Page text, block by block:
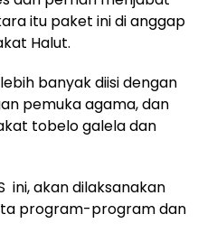
itu paket ini di anggap
Halut.
banyak diisi dengan
pemuka agama, dan
tobelo galela dan
ini, akan dilaksanakan
program-program dan